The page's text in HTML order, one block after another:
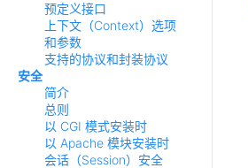
预定义接口
上下文（Context）选项
和参数
支持的协议和封装协议
安全
简介
总则
以 CGI 模式安装时
以 Apache 模块安装时
会话（Session）安全